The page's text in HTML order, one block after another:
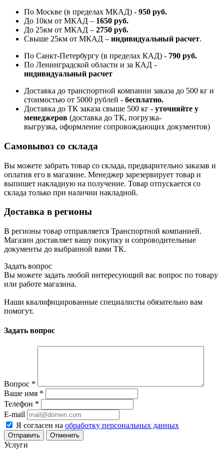
По Москве (в пределах МКАД) - 950 руб.
До 10км от МКАД – 1650 руб.
До 25км от МКАД – 2750 руб.
Свыше 25км от МКАД – индивидуальный расчет.
По Санкт-Петербургу (в пределах КАД) - 790 руб.
По Ленинградской области и за КАД -
индивидуальный расчет
Доставка до транспортной компании заказа до 500 кг и
стоимостью от 5000 рублей - бесплатно.
Доставка до ТК заказа свыше 500 кг - уточняйте у
менеджеров (доставка до ТК, погрузка-
выгрузка, оформление сопровождающих документов)
Самовывоз со склада
Вы можете забрать товар со склада, предварительно заказав и
оплатив его в магазине. Менеджер зарезервирует товар и
выпишет накладную на получение. Товар отпускается со
склада только при наличии накладной.
Доставка в регионы
В регионы товар отправляется Транспортной компанией.
Магазин доставляет вашу покупку и сопроводительные
документы до выбранной вами ТК.
Задать вопрос
Вы можете задать любой интересующий вас вопрос по товару
или работе магазина.
Наши квалифицированные специалисты обязательно вам
помогут.
Задать вопрос
Вопрос *
Ваше имя *
Телефон *
E-mail
Я согласен на обработку персональных данных
Отменить
Услуги